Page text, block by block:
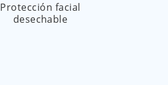
Protección facial
desechable